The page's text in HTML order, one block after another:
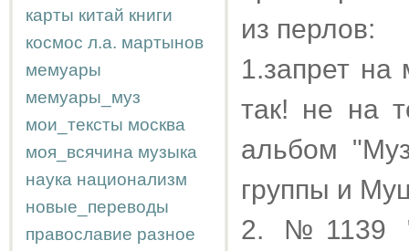
карты китай книги
космос л.а. мартынов
мемуары
мемуары_муз
мои_тексты москва
моя_всячина музыка
наука национализм
новые_переводы
православие разное
из перлов:
1.запрет на
так! не на
альбом
группы и
2. №1139